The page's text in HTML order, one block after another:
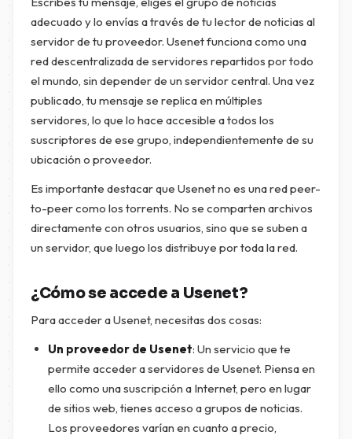
adecuado y lo envías a través de tu lector de noticias al
servidor de tu proveedor. Usenet funciona como una
red descentralizada de servidores repartidos por todo
el mundo, sin depender de un servidor central. Una vez
publicado, tu mensaje se replica en múltiples
servidores, lo que lo hace accesible a todos los
suscriptores de ese grupo, independientemente de su
ubicación o proveedor.
Es importante destacar que Usenet no es una red peer-
to-peer como los torrents. No se comparten archivos
directamente con otros usuarios, sino que se suben a
un servidor, que luego los distribuye por toda la red.
¿Cómo se accede a Usenet?
Para acceder a Usenet, necesitas dos cosas:
Un proveedor de Usenet: Un servicio que te
permite acceder a servidores de Usenet. Piensa en
ello como una suscripción a Internet, pero en lugar
de sitios web, tienes acceso a grupos de noticias.
Los proveedores varían en cuanto a precio,